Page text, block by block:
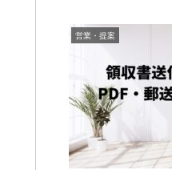
営業・提案